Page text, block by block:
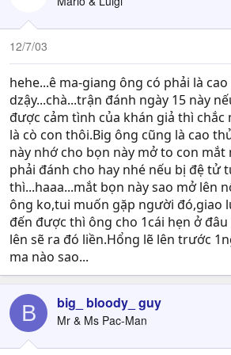
12/7/03
hehe...ê ma-giang ông có phải là
dzậy...chà...trận đánh ngày 15 này
được cảm tình của khán giả thì
là cò con thôi.Big ông cũng là cao
này nhớ cho bọn này mở to con mắt
phải đánh cho hay nhé nếu bị đệ tử
thì...haaa...mắt bọn này sao mở lên
ông ko,tui muốn gặp người đó,giao
đến được thì ông cho 1cái hẹn ở
lên sẽ ra đó liền.Hổng lẽ lên trước
ma nào sao...
B big_ bloody_ guy
Mr & Ms Pac-Man